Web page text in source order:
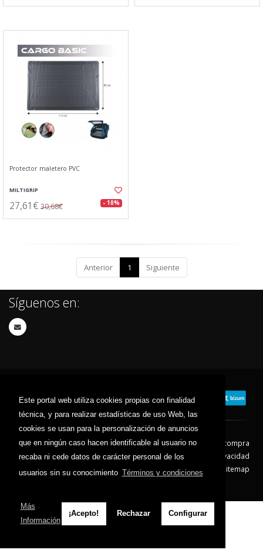
Este portal web utiliza cookies propias con finalidad
técnica, y para realizar estadísticas de uso Web, las
cookies se usan para la personalización de anuncios
que en ningún caso hacen identificable al usuario no
recaba ni cede datos de carácter personal de los
usuarios sin su conocimiento Términos y condiciones
Más
Información
¡Acepto! Rechazar Configurar
Protector maletero PVC
MILTIGRIP
27,61€ 30,68€ - 10%
Anterior 1 Siguiente
Síguenos en:
Contacto Aviso Legal
Condiciones de compra
Política de envíos
Política de devolución
Política de Privacidad
Política de Cookies
Sitemap